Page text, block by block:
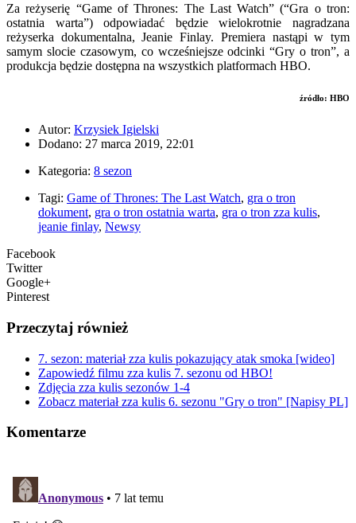
Za reżyserię “Game of Thrones: The Last Watch” (“Gra o tron:
ostatnia warta”) odpowiadać będzie wielokrotnie nagradzana
reżyserka dokumentalna, Jeanie Finlay. Premiera nastąpi w tym
samym slocie czasowym, co wcześniejsze odcinki “Gry o tron”, a
produkcja będzie dostępna na wszystkich platformach HBO.
źródło: HBO
Autor: Krzysiek Igielski
Dodano: 27 marca 2019, 22:01
Kategoria: 8 sezon
Tagi: Game of Thrones: The Last Watch, gra o tron
dokument, gra o tron ostatnia warta, gra o tron zza kulis,
jeanie finlay, Newsy
Facebook
Twitter
Google+
Pinterest
Przeczytaj również
7. sezon: materiał zza kulis pokazujący atak smoka [wideo]
Zapowiedź filmu zza kulis 7. sezonu od HBO!
Zdjęcia zza kulis sezonów 1-4
Zobacz materiał zza kulis 6. sezonu "Gry o tron" [Napisy PL]
Komentarze